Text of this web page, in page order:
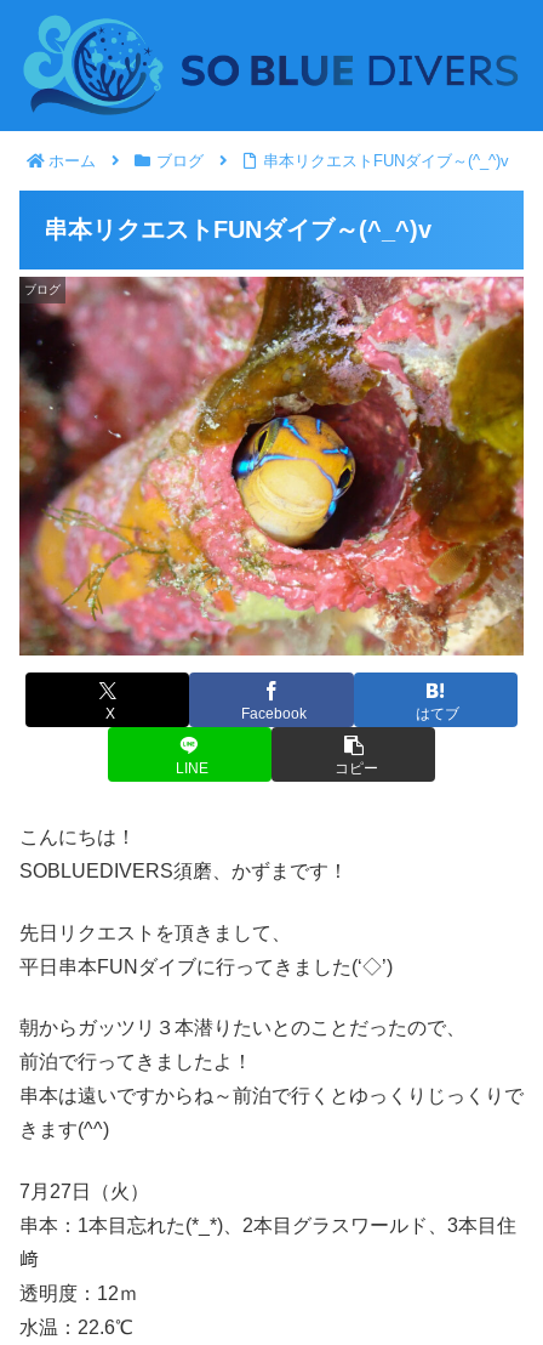
ホーム ブログ 串本リクエストFUNダイブ～(^_^)v
串本リクエストFUNダイブ～(^_^)v
ブログ
X Facebook はてブ
LINE コピー
こんにちは！
SOBLUEDIVERS須磨、かずまです！
先日リクエストを頂きまして、
平日串本FUNダイブに行ってきました(‘◇’)ゞ
朝からガッツリ３本潜りたいとのことだったので、
前泊で行ってきましたよ！
串本は遠いですからね～前泊で行くとゆっくりじっくりで
きます(^^)
7月27日（火）
串本：1本目忘れた(*_*)、2本目グラスワールド、3本目住
﨑
透明度：12ｍ
水温：22.6℃